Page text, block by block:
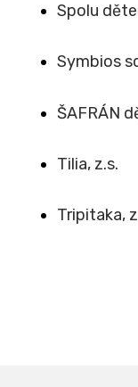
Spolu
Symbios
ŠAFRÁN
Tilia, z.s.
Tripitaka,